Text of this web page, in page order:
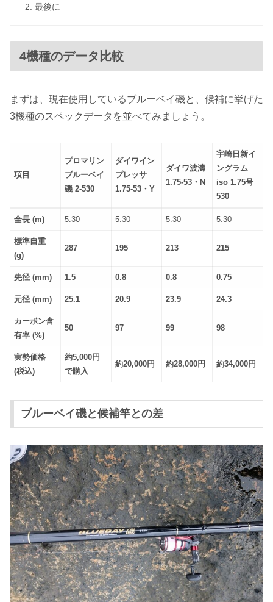
最後に
4機種のデータ比較
まずは、現在使用しているブルーベイ磯と、候補に挙げた
3機種のスペックデータを並べてみましょう。
項目
プロマリン
ブルーベイ
磯 2-530
ダイワイン
プレッサ
1.75-53・Y
ダイワ波濤
1.75-53・N
宇崎日新イ
ングラム
iso 1.75号
530
全長 (m) 5.30 5.30 5.30 5.30
標準自重
(g)
287 195 213 215
先径 (mm) 1.5 0.8 0.8 0.75
元径 (mm) 25.1 20.9 23.9 24.3
カーボン含
有率 (%)
50 97 99 98
実勢価格
(税込)
約5,000円
で購入
約20,000円 約28,000円 約34,000円
ブルーベイ磯と候補竿との差